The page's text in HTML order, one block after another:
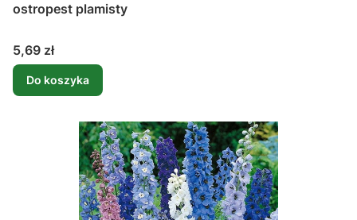
ostropest plamisty
Cena
5,69 zł
Do koszyka